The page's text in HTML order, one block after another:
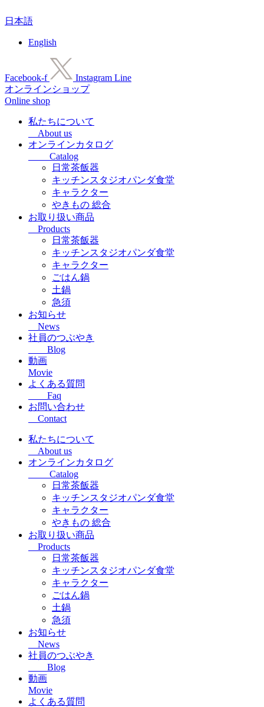
ン
ス
キ
日本語
English
Facebook-f Instagram Line
オンラインショップ
Online shop
私たちについて
About us
オンラインカタログ
Catalog
日常茶飯器
キッチンスタジオパンダ食堂
キャラクター
やきもの 総合
お取り扱い商品
Products
日常茶飯器
キッチンスタジオパンダ食堂
キャラクター
ごはん鍋
土鍋
急須
お知らせ
News
社員のつぶやき
Blog
動画
Movie
よくある質問
Faq
お問い合わせ
Contact
私たちについて
About us
オンラインカタログ
Catalog
日常茶飯器
キッチンスタジオパンダ食堂
キャラクター
やきもの 総合
お取り扱い商品
Products
日常茶飯器
キッチンスタジオパンダ食堂
キャラクター
ごはん鍋
土鍋
急須
お知らせ
News
社員のつぶやき
Blog
動画
Movie
よくある質問